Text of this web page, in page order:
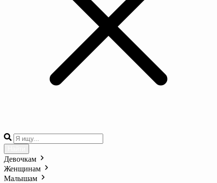
Девочкам
Женщинам
Малышам